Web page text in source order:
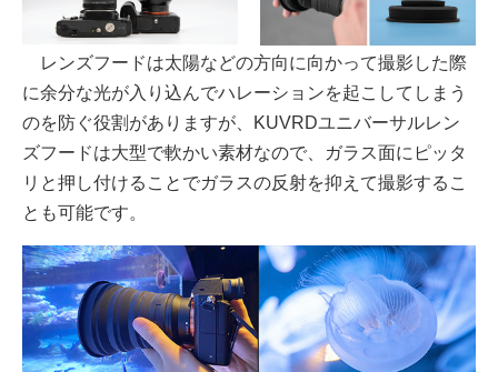
レンズフードは太陽などの方向に向かって撮影した際
に余分な光が入り込んでハレーションを起こしてしまう
のを防ぐ役割がありますが、KUVRDユニバーサルレン
ズフードは大型で軟かい素材なので、ガラス面にピッタ
リと押し付けることでガラスの反射を抑えて撮影するこ
とも可能です。